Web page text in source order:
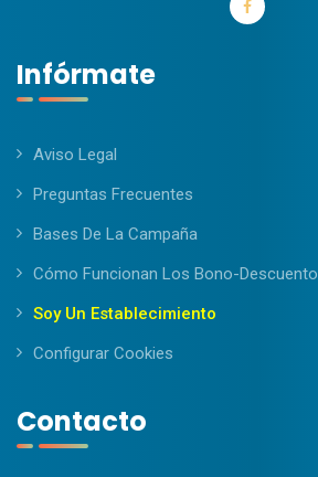
Infórmate
Aviso Legal
Preguntas Frecuentes
Bases De La Campaña
Cómo Funcionan Los Bono-Descuento
Soy Un Establecimiento
Configurar Cookies
Contacto